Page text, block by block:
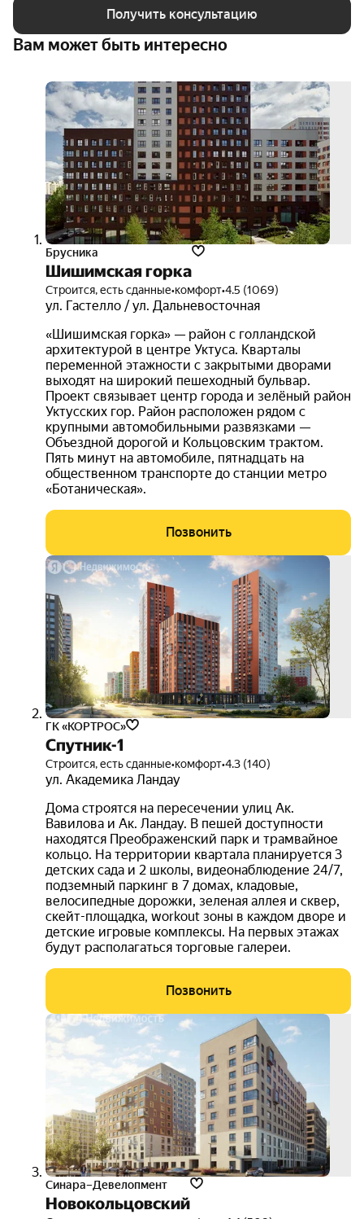
Получить консультацию
Вам может быть интересно
Брусника
Шишимская горка
Строится, есть сданные•комфорт•4.5 (1069)
ул. Гастелло / ул. Дальневосточная
«Шишимская горка» — район с голландской
архитектурой в центре Уктуса. Кварталы
переменной этажности с закрытыми дворами
выходят на широкий пешеходный бульвар.
Проект связывает центр города и зелёный район
Уктусских гор. Район расположен рядом с
крупными автомобильными развязками —
Объездной дорогой и Кольцовским трактом.
Пять минут на автомобиле, пятнадцать на
общественном транспорте до станции метро
«Ботаническая».
Позвонить
ГК «КОРТРОС»
Спутник-1
Строится, есть сданные•комфорт•4.3 (140)
ул. Академика Ландау
Дома строятся на пересечении улиц Ак.
Вавилова и Ак. Ландау. В пешей доступности
находятся Преображенский парк и трамвайное
кольцо. На территории квартала планируется 3
детских сада и 2 школы, видеонаблюдение 24/7,
подземный паркинг в 7 домах, кладовые,
велосипедные дорожки, зеленая аллея и сквер,
скейт-площадка, workout зоны в каждом дворе и
детские игровые комплексы. На первых этажах
будут располагаться торговые галереи.
Позвонить
Синара–Девелопмент
Новокольцовский